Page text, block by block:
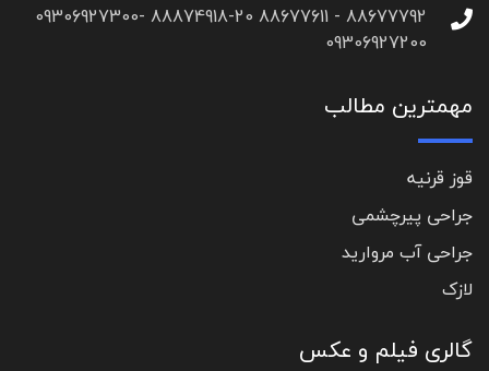
88677792 - 88677611 88874918-20 09306927300-
09306927200
مهمترین مطالب
قوز قرنیه
جراحی پیرچشمی
جراحی آب مروارید
لازک
گالری فیلم و عکس